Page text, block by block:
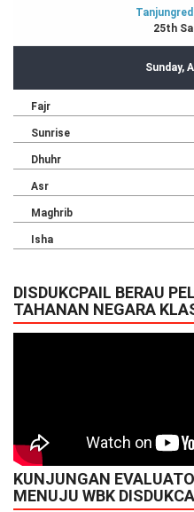
DISDUKCPAIL BERAU
TAHANAN NEGARA
KUNJUNGAN
MENUJU WBK